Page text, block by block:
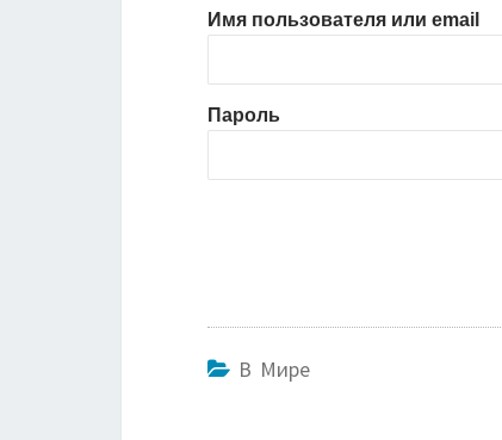
Имя пользователя или email
Пароль
В Мире